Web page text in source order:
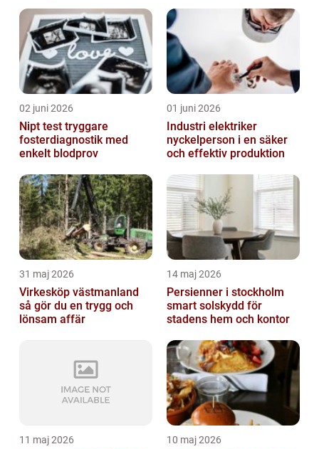
02 juni 2026
Nipt test tryggare
fosterdiagnostik med
enkelt blodprov
01 juni 2026
Industri elektriker
nyckelperson i en säker
och effektiv produktion
31 maj 2026
Virkesköp västmanland
så gör du en trygg och
lönsam affär
14 maj 2026
Persienner i stockholm
smart solskydd för
stadens hem och kontor
11 maj 2026 10 maj 2026